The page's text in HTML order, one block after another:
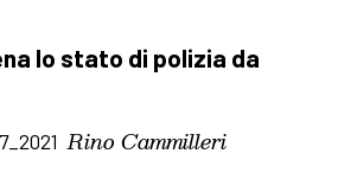
lo stato di polizia da
Rino Cammilleri